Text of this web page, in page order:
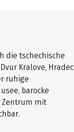
die tschechische
Kralove, Hradec
ruhige
barocke
Zentrum mit